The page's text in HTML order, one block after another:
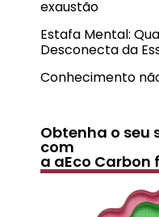
exaustão
Estafa Mental:
Desconecta da
Conhecimento
Obtenha o seu
com
a aEco Carbon